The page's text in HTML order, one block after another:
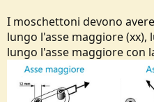
I moschettoni devono
lungo l'asse maggiore (xx),
lungo l'asse maggiore con